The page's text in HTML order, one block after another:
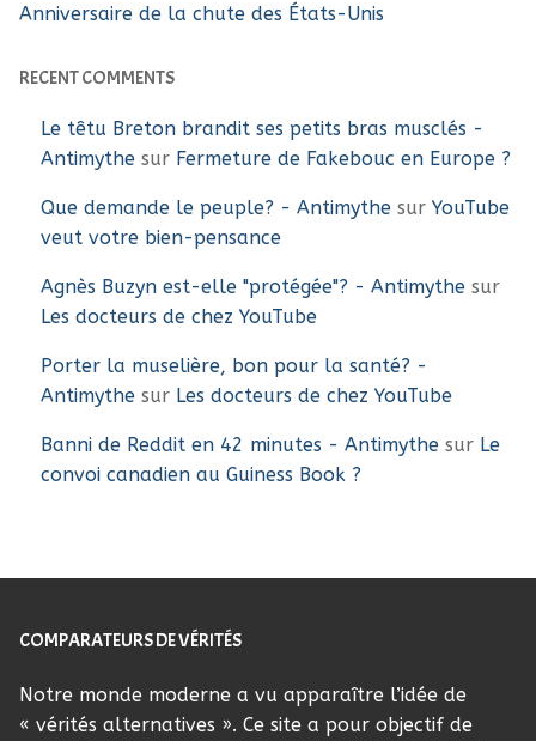
Anniversaire de la chute des États-Unis
RECENT COMMENTS
Le têtu Breton brandit ses petits bras musclés -
Antimythe sur Fermeture de Fakebouc en Europe ?
Que demande le peuple? - Antimythe sur YouTube
veut votre bien-pensance
Agnès Buzyn est-elle "protégée"? - Antimythe sur
Les docteurs de chez YouTube
Porter la muselière, bon pour la santé? -
Antimythe sur Les docteurs de chez YouTube
Banni de Reddit en 42 minutes - Antimythe sur Le
convoi canadien au Guiness Book ?
COMPARATEURS DE VÉRITÉS
Notre monde moderne a vu apparaître l’idée de
« vérités alternatives ». Ce site a pour objectif de